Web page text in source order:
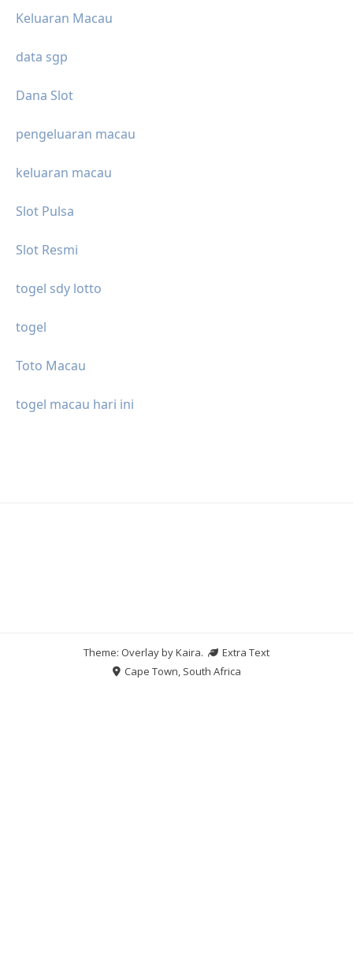
Keluaran Macau
data sgp
Dana Slot
pengeluaran macau
keluaran macau
Slot Pulsa
Slot Resmi
togel sdy lotto
togel
Toto Macau
togel macau hari ini
Theme: Overlay byKaira.
Extra Text
Cape Town, South Africa